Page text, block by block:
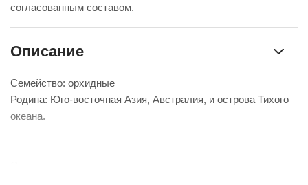
согласованным составом.
Описание
Семейство: орхидные
Родина: Юго-восточная Азия, Австралия, и острова Тихого
океана.